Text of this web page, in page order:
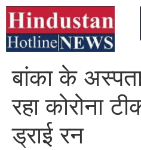
बांका के
रहा कोरोना
ड्राई रन